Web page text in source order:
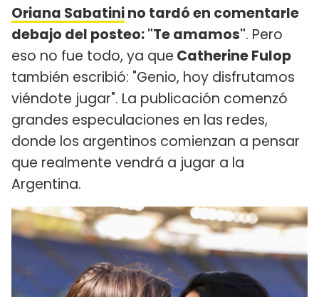
Oriana Sabatinino tardó en comentarle
debajo del posteo: "Te amamos". Pero
eso no fue todo, ya que Catherine Fulop
también escribió: "Genio, hoy disfrutamos
viéndote jugar". La publicación comenzó
grandes especulaciones en las redes,
donde los argentinos comienzan a pensar
que realmente vendrá a jugar a la
Argentina.